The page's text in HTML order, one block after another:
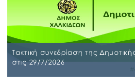
Τακτική συνεδρίαση της
στις 29/7/2026